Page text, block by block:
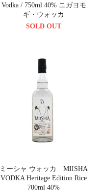
Vodka / 750ml 40% ニガヨモ
ギ・ウォッカ
SOLD OUT
ミーシャ ウォッカ MIISHA
VODKA Heritage Edition Rice
700ml 40%